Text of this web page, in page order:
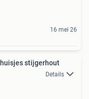
16 mei 26
stijgerhout
Details